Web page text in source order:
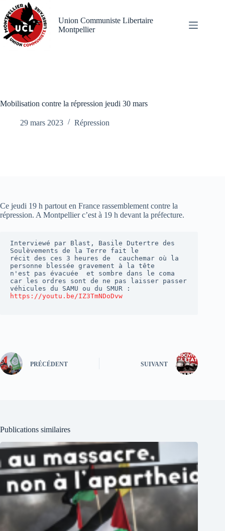
Passer
au
contenu
Union Communiste Libertaire
Montpellier
Mobilisation contre la répression jeudi 30 mars
29 mars 2023 Répression
Ce jeudi 19 h partout en France rassemblement contre la
répression. A Montpellier c’est à 19 h devant la préfecture.
Interviewé par Blast, Basile Dutertre des
Soulèvements de la Terre fait le
récit des ces 3 heures de  cauchemar où la
personne blessée gravement à la tête
n'est pas évacuée  et sombre dans le coma
car les ordres sont de ne pas laisser passer
https://youtu.be/IZ3TmNDoDvw
PRÉCÉDENT SUIVANT
Publications similaires